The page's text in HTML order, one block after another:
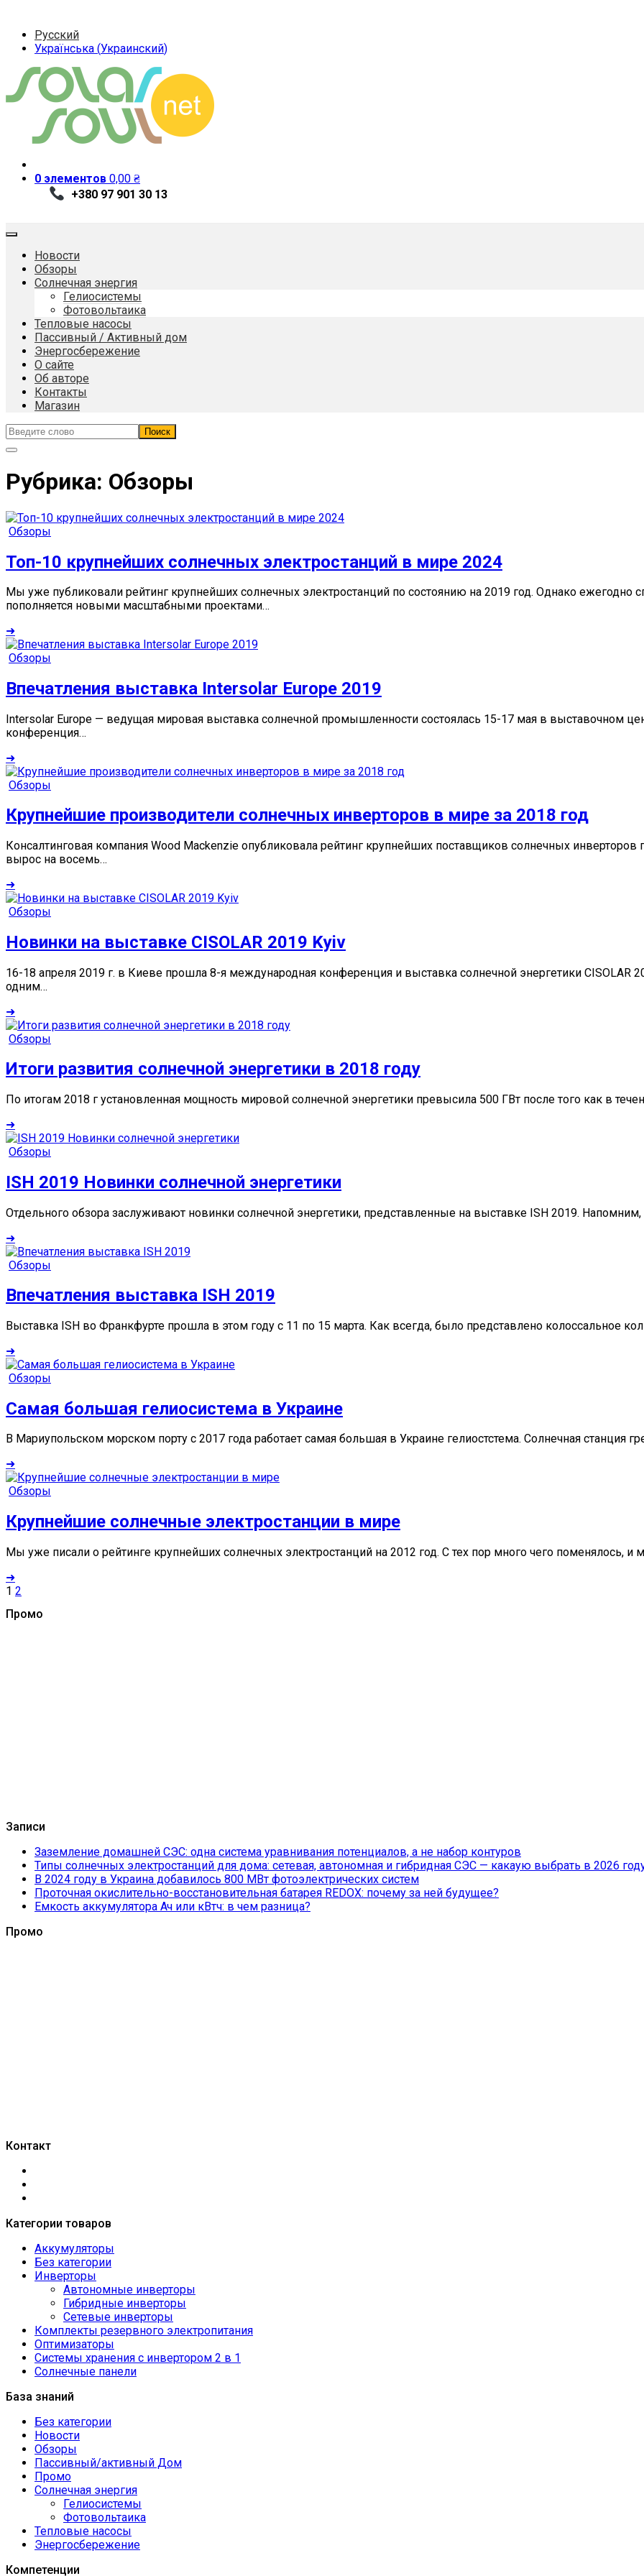
Русский
Українська (Украинский)
0 элементов 0,00 ₴
+380 97 901 30 13
Новости
Обзоры
Солнечная энергия
Гелиосистемы
Фотовольтаика
Тепловые насосы
Пассивный / Активный дом
Энергосбережение
О сайте
Об авторе
Контакты
Магазин
Рубрика: Обзоры
Обзоры
Топ-10 крупнейших солнечных электростанций в мире 2024
Мы уже публиковали рейтинг крупнейших солнечных электростанций по состоянию на 2019 год. Однако ежегодно
пополняется новыми масштабными проектами…
➜
Обзоры
Впечатления выставка Intersolar Europe 2019
Intersolar Europe — ведущая мировая выставка солнечной промышленности состоялась 15-17 мая в выставочном
конференция…
➜
Обзоры
Крупнейшие производители солнечных инверторов в мире за 2018 год
Консалтинговая компания Wood Mackenzie опубликовала рейтинг крупнейших поставщиков солнечных
вырос на восемь…
➜
Обзоры
Новинки на выставке CISOLAR 2019 Kyiv
16-18 апреля 2019 г. в Киеве прошла 8-я международная конференция и выставка солнечной энергетики CISOLAR
одним…
➜
Обзоры
Итоги развития солнечной энергетики в 2018 году
По итогам 2018 г установленная мощность мировой солнечной энергетики превысила 500 ГВт после того как в
➜
Обзоры
ISH 2019 Новинки солнечной энергетики
Отдельного обзора заслуживают новинки солнечной энергетики, представленные на выставке ISH 2019.
➜
Обзоры
Впечатления выставка ISH 2019
Выставка ISH во Франкфурте прошла в этом году с 11 по 15 марта. Как всегда, было представлено колоссальное
➜
Обзоры
Самая большая гелиосистема в Украине
В Мариупольском морском порту с 2017 года работает самая большая в Украине гелиостстема. Солнечная станция
➜
Обзоры
Крупнейшие солнечные электростанции в мире
Мы уже писали о рейтинге крупнейших солнечных электростанций на 2012 год. С тех пор много чего поменялось, и
➜
1 2
Промо
Записи
Заземление домашней СЭС: одна система уравнивания потенциалов, а не набор контуров
Типы солнечных электростанций для дома: сетевая, автономная и гибридная СЭС — какаую выбрать в 2026
В 2024 году в Украина добавилось 800 МВт фотоэлектрических систем
Проточная окислительно-восстановительная батарея REDOX: почему за ней будущее?
Емкость аккумулятора Ач или кВтч: в чем разница?
Промо
Контакт
Категории товаров
Аккумуляторы
Без категории
Инверторы
Автономные инверторы
Гибридные инверторы
Сетевые инверторы
Комплекты резервного электропитания
Оптимизаторы
Системы хранения с инвертором 2 в 1
Солнечные панели
База знаний
Без категории
Новости
Обзоры
Пассивный/активный Дом
Промо
Солнечная энергия
Гелиосистемы
Фотовольтаика
Тепловые насосы
Энергосбережение
Компетенции